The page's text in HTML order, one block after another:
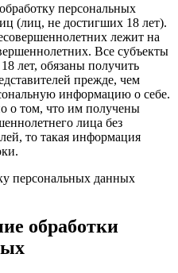
персональных
(лиц, не достигших 18 лет).
лежит на
Все субъекты
лет, обязаны получить
прежде, чем
информацию о себе.
о том, что им получены
лица без
то такая информация
персональных данных
обработки